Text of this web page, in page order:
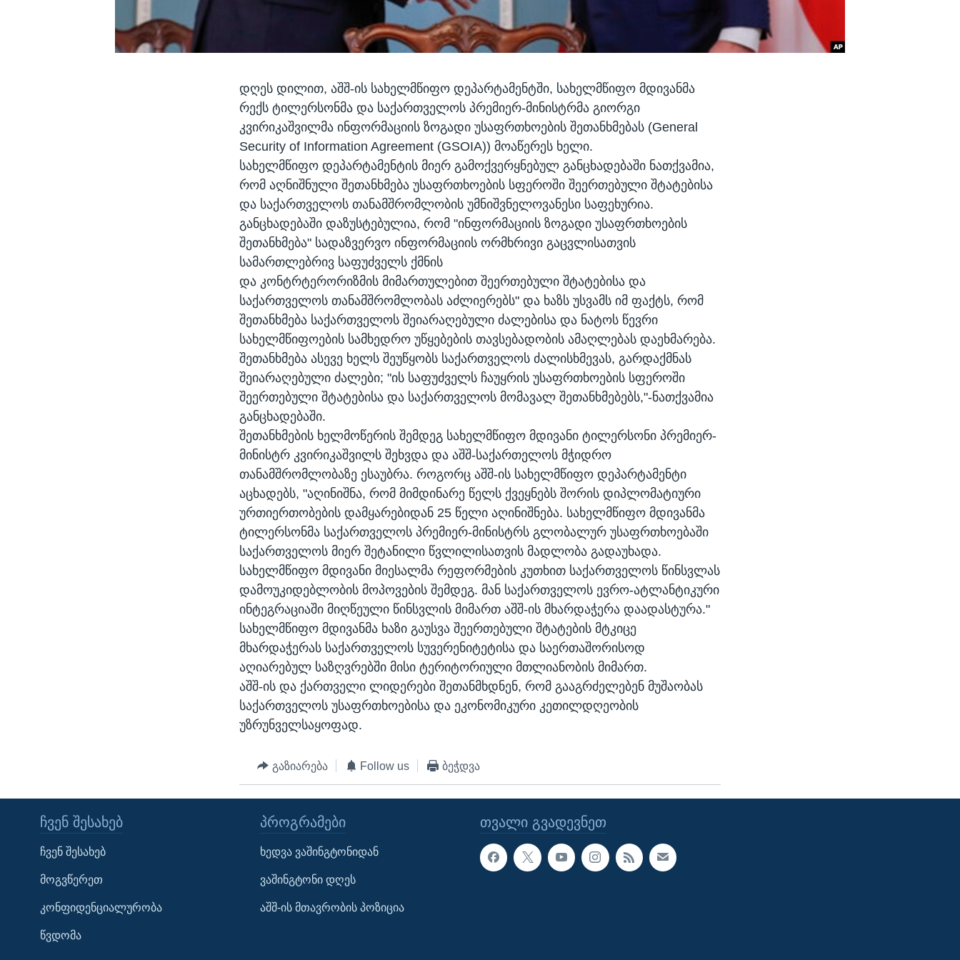
Learning English
ᲗᲕᲐᲚᲘ ᲒᲕᲐᲓᲔᲕᲜᲔᲗ
ენები
დღეს დილით, აშშ-ის სახელმწიფო დეპარტამენტში, სახელმწიფო მდივანმა
რექს ტილერსონმა და საქართველოს პრემიერ-მინისტრმა გიორგი
კვირიკაშვილმა ინფორმაციის ზოგადი უსაფრთხოების შეთანხმებას (General
Security of Information Agreement (GSOIA)) მოაწერეს ხელი.
სახელმწიფო დეპარტამენტის მიერ გამოქვერყნებულ განცხადებაში ნათქვამია,
რომ აღნიშნული შეთანხმება უსაფრთხოების სფეროში შეერთებული შტატებისა
და საქართველოს თანამშრომლობის უმნიშვნელოვანესი საფეხურია.
განცხადებაში დაზუსტებულია, რომ "ინფორმაციის ზოგადი უსაფრთხოების
შეთანხმება" სადაზვერვო ინფორმაციის ორმხრივი გაცვლისათვის
სამართლებრივ საფუძველს ქმნის
და კონტრტერორიზმის მიმართულებით შეერთებული შტატებისა და
საქართველოს თანამშრომლობას აძლიერებს" და ხაზს უსვამს იმ ფაქტს, რომ
შეთანხმება საქართველოს შეიარაღებული ძალებისა და ნატოს წევრი
სახელმწიფოების სამხედრო უწყებების თავსებადობის ამაღლებას დაეხმარება.
შეთანხმება ასევე ხელს შეუწყობს საქართველოს ძალისხმევას, გარდაქმნას
შეიარაღებული ძალები; "ის საფუძველს ჩაუყრის უსაფრთხოების სფეროში
შეერთებული შტატებისა და საქართველოს მომავალ შეთანხმებებს,"-ნათქვამია
განცხადებაში.
შეთანხმების ხელმოწერის შემდეგ სახელმწიფო მდივანი ტილერსონი პრემიერ-
მინისტრ კვირიკაშვილს შეხვდა და აშშ-საქართელოს მჭიდრო
თანამშრომლობაზე ესაუბრა. როგორც აშშ-ის სახელმწიფო დეპარტამენტი
აცხადებს, "აღინიშნა, რომ მიმდინარე წელს ქვეყნებს შორის დიპლომატიური
ურთიერთობების დამყარებიდან 25 წელი აღინიშნება. სახელმწიფო მდივანმა
ტილერსონმა საქართველოს პრემიერ-მინისტრს გლობალურ უსაფრთხოებაში
საქართველოს მიერ შეტანილი წვლილისათვის მადლობა გადაუხადა.
სახელმწიფო მდივანი მიესალმა რეფორმების კუთხით საქართველოს წინსვლას
დამოუკიდებლობის მოპოვების შემდეგ. მან საქართველოს ევრო-ატლანტიკური
ინტეგრაციაში მიღწეული წინსვლის მიმართ აშშ-ის მხარდაჭერა დაადასტურა."
სახელმწიფო მდივანმა ხაზი გაუსვა შეერთებული შტატების მტკიცე
მხარდაჭერას საქართველოს სუვერენიტეტისა და საერთაშორისოდ
აღიარებულ საზღვრებში მისი ტერიტორიული მთლიანობის მიმართ.
აშშ-ის და ქართველი ლიდერები შეთანმხდნენ, რომ გააგრძელებენ მუშაობას
საქართველოს უსაფრთხოებისა და ეკონომიკური კეთილდღეობის
უზრუნველსაყოფად.
გაზიარება Follow us ბეჭდვა
ᲗᲕᲐᲚᲘ ᲒᲕᲐᲓᲔᲕᲜᲔᲗ
ᲩᲕᲔᲜ ᲨᲔᲡᲐᲮᲔᲑ
ჩვენ შესახებ
მოგვწერეთ
კონფიდენციალურობა
წვდომა
ᲞᲠᲝᲒᲠᲐᲛᲔᲑᲘ
ხედვა ვაშინგტონიდან
ვაშინგტონი დღეს
აშშ-ის მთავრობის პოზიცია